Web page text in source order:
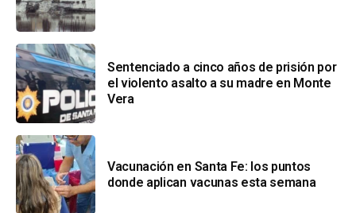
Sentenciado a cinco años de prisión por
el violento asalto a su madre en Monte
Vera
Vacunación en Santa Fe: los puntos
donde aplican vacunas esta semana